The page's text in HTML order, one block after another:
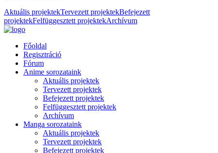
Aktuális projektekTervezett projektekBefejezett
projektekFelfüggesztett projektekArchívum
Főoldal
Regisztráció
Fórum
Anime sorozataink
Aktuális projektek
Tervezett projektek
Befejezett projektek
Felfüggesztett projektek
Archívum
Manga sorozataink
Aktuális projektek
Tervezett projektek
Befejezett projektek